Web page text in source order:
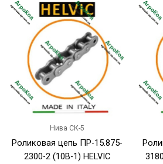
Нива СК-5
Роликовая цепь ПР-15.875-
2300-2 (10B-1) HELVIC